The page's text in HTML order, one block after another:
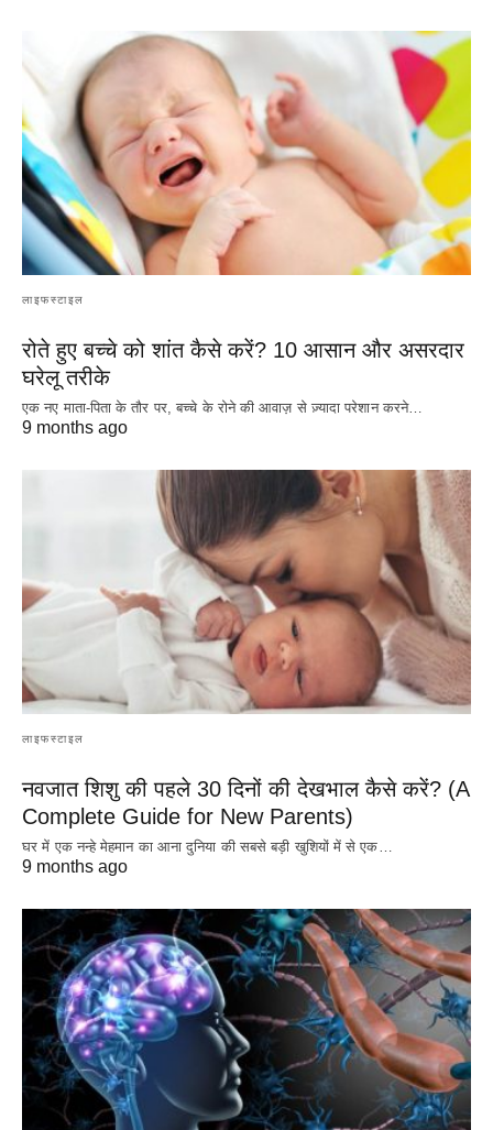
लाइफस्टाइल
रोते हुए बच्चे को शांत कैसे करें? 10 आसान और असरदार
घरेलू तरीके
एक नए माता-पिता के तौर पर, बच्चे के रोने की आवाज़ से ज़्यादा परेशान करने…
9 months ago
लाइफस्टाइल
नवजात शिशु की पहले 30 दिनों की देखभाल कैसे करें? (A
Complete Guide for New Parents)
घर में एक नन्हे मेहमान का आना दुनिया की सबसे बड़ी खुशियों में से एक…
9 months ago